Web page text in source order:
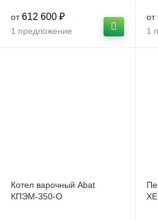
от 612 600 ₽
1 предложение
от
1
Котел варочный Abat
КПЭМ-350-О